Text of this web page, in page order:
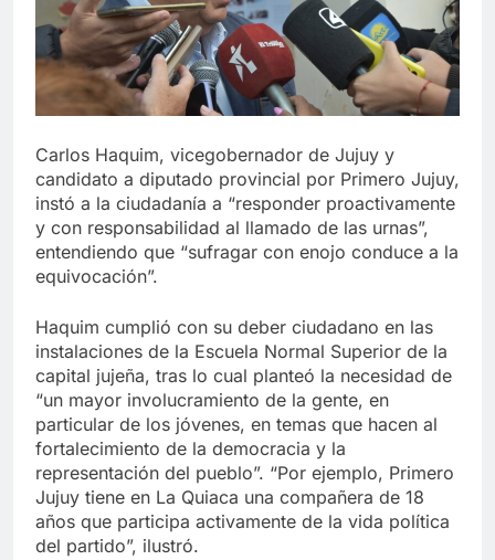
Carlos Haquim, vicegobernador de Jujuy y
candidato a diputado provincial por Primero Jujuy,
instó a la ciudadanía a “responder proactivamente
y con responsabilidad al llamado de las urnas”,
entendiendo que “sufragar con enojo conduce a la
equivocación”.
Haquim cumplió con su deber ciudadano en las
instalaciones de la Escuela Normal Superior de la
capital jujeña, tras lo cual planteó la necesidad de
“un mayor involucramiento de la gente, en
particular de los jóvenes, en temas que hacen al
fortalecimiento de la democracia y la
representación del pueblo”. “Por ejemplo, Primero
Jujuy tiene en La Quiaca una compañera de 18
años que participa activamente de la vida política
del partido”, ilustró.